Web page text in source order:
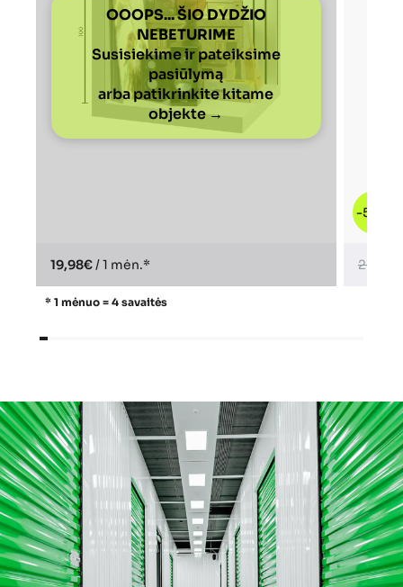
OOOPS... ŠIO DYDŽIO
NEBETURIME
Susisiekime ir pateiksime
pasiūlymą
arba patikrinkite kitame
objekte →
19,98€/ 1 mėn.*
-50%
22,98€
* 1 mėnuo = 4 savaitės